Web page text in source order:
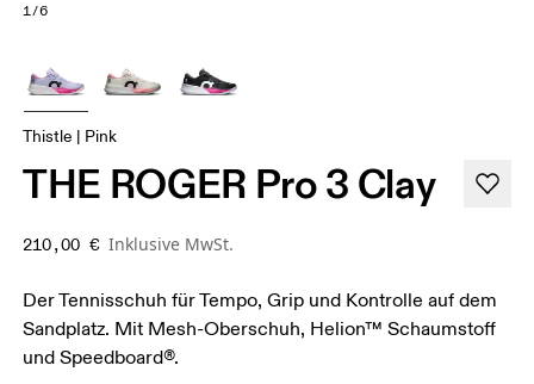
1/6
Thistle | Pink
THE ROGER Pro 3 Clay
210,00 € Inklusive MwSt.
Der Tennisschuh für Tempo, Grip und Kontrolle auf dem
Sandplatz. Mit Mesh-Oberschuh, Helion™ Schaumstoff
und Speedboard®.